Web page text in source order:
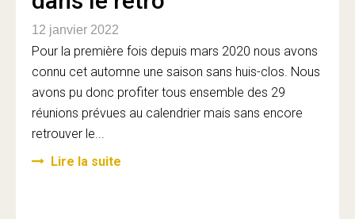
12 janvier 2022
Pour la première fois depuis mars 2020 nous avons
connu cet automne une saison sans huis-clos. Nous
avons pu donc profiter tous ensemble des 29
réunions prévues au calendrier mais sans encore
retrouver le...
Lire la suite